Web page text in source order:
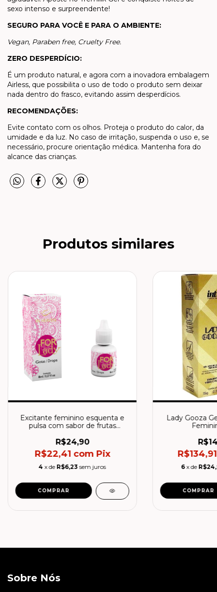
sexo intenso e surpreendente!
SEGURO PARA VOCÊ E PARA O AMBIENTE:
Vegan, Paraben free, Cruelty Free.
ZERO DESPERDÍCIO:
É um produto natural, e agora com a inovadora embalagem
Airless, que possibilita o uso de todo o produto sem deixar
nada dentro do frasco, evitando assim desperdícios.
RECOMENDAÇÕES:
Evite contato com os olhos. Proteja o produto do calor, da
umidade e da luz. No caso de irritação, suspenda o uso e, se
necessário, procure orientação médica. Mantenha fora do
alcance das crianças.
Produtos similares
Excitante feminino esquenta e
pulsa com sabor de frutas
R$24,90
R$22,41 com Pix
4 x de R$6,23 sem juros
Lady Gooza
6 x de
Sobre Nós